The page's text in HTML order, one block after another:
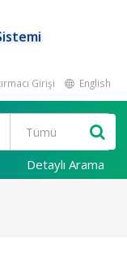
Girişi English
Detaylı Arama